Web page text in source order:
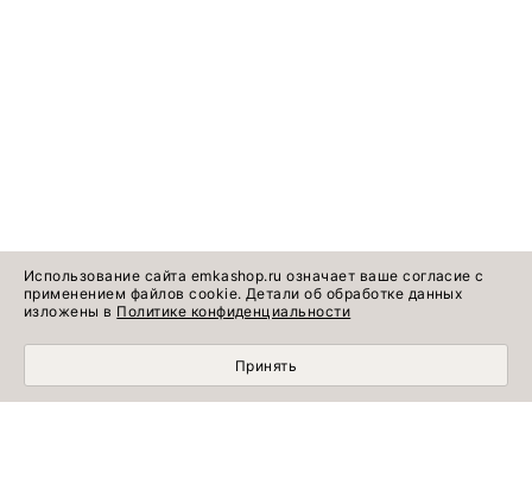
Использование сайта emkashop.ru означает ваше согласие с
применением файлов cookie. Детали об обработке данных
изложены в Политике конфиденциальности
Принять